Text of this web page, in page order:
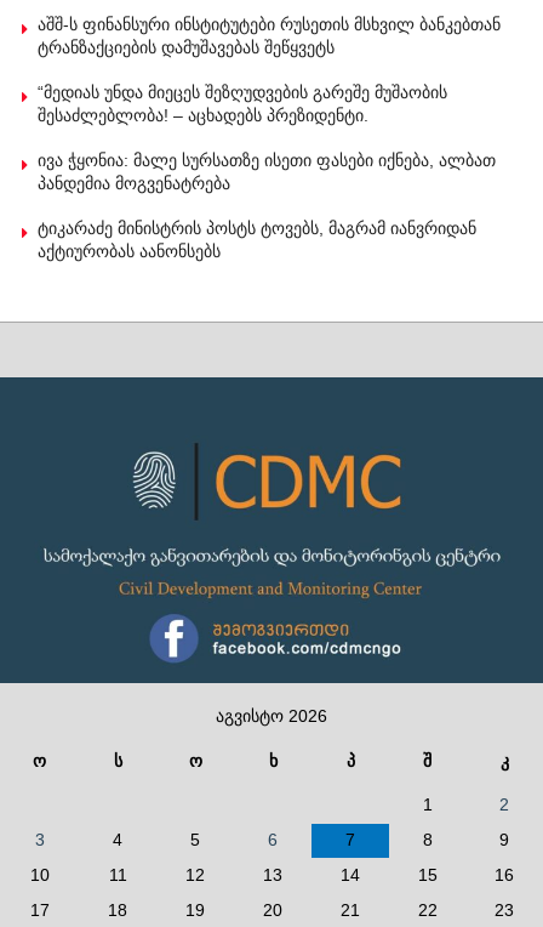
აშშ-ს ფინანსური ინსტიტუტები რუსეთის მსხვილ ბანკებთან
ტრანზაქციების დამუშავებას შეწყვეტს
“მედიას უნდა მიეცეს შეზღუდვების გარეშე მუშაობის
შესაძლებლობა! – აცხადებს პრეზიდენტი.
ივა ჭყონია: მალე სურსათზე ისეთი ფასები იქნება, ალბათ
პანდემია მოგვენატრება
ტიკარაძე მინისტრის პოსტს ტოვებს, მაგრამ იანვრიდან
აქტიურობას აანონსებს
აგვისტო 2026
ო ს ო ხ პ შ კ
1
2
3
4 5 6 7 8
9
10
11 12 13 14 15
16
17
18 19 20 21 22 23